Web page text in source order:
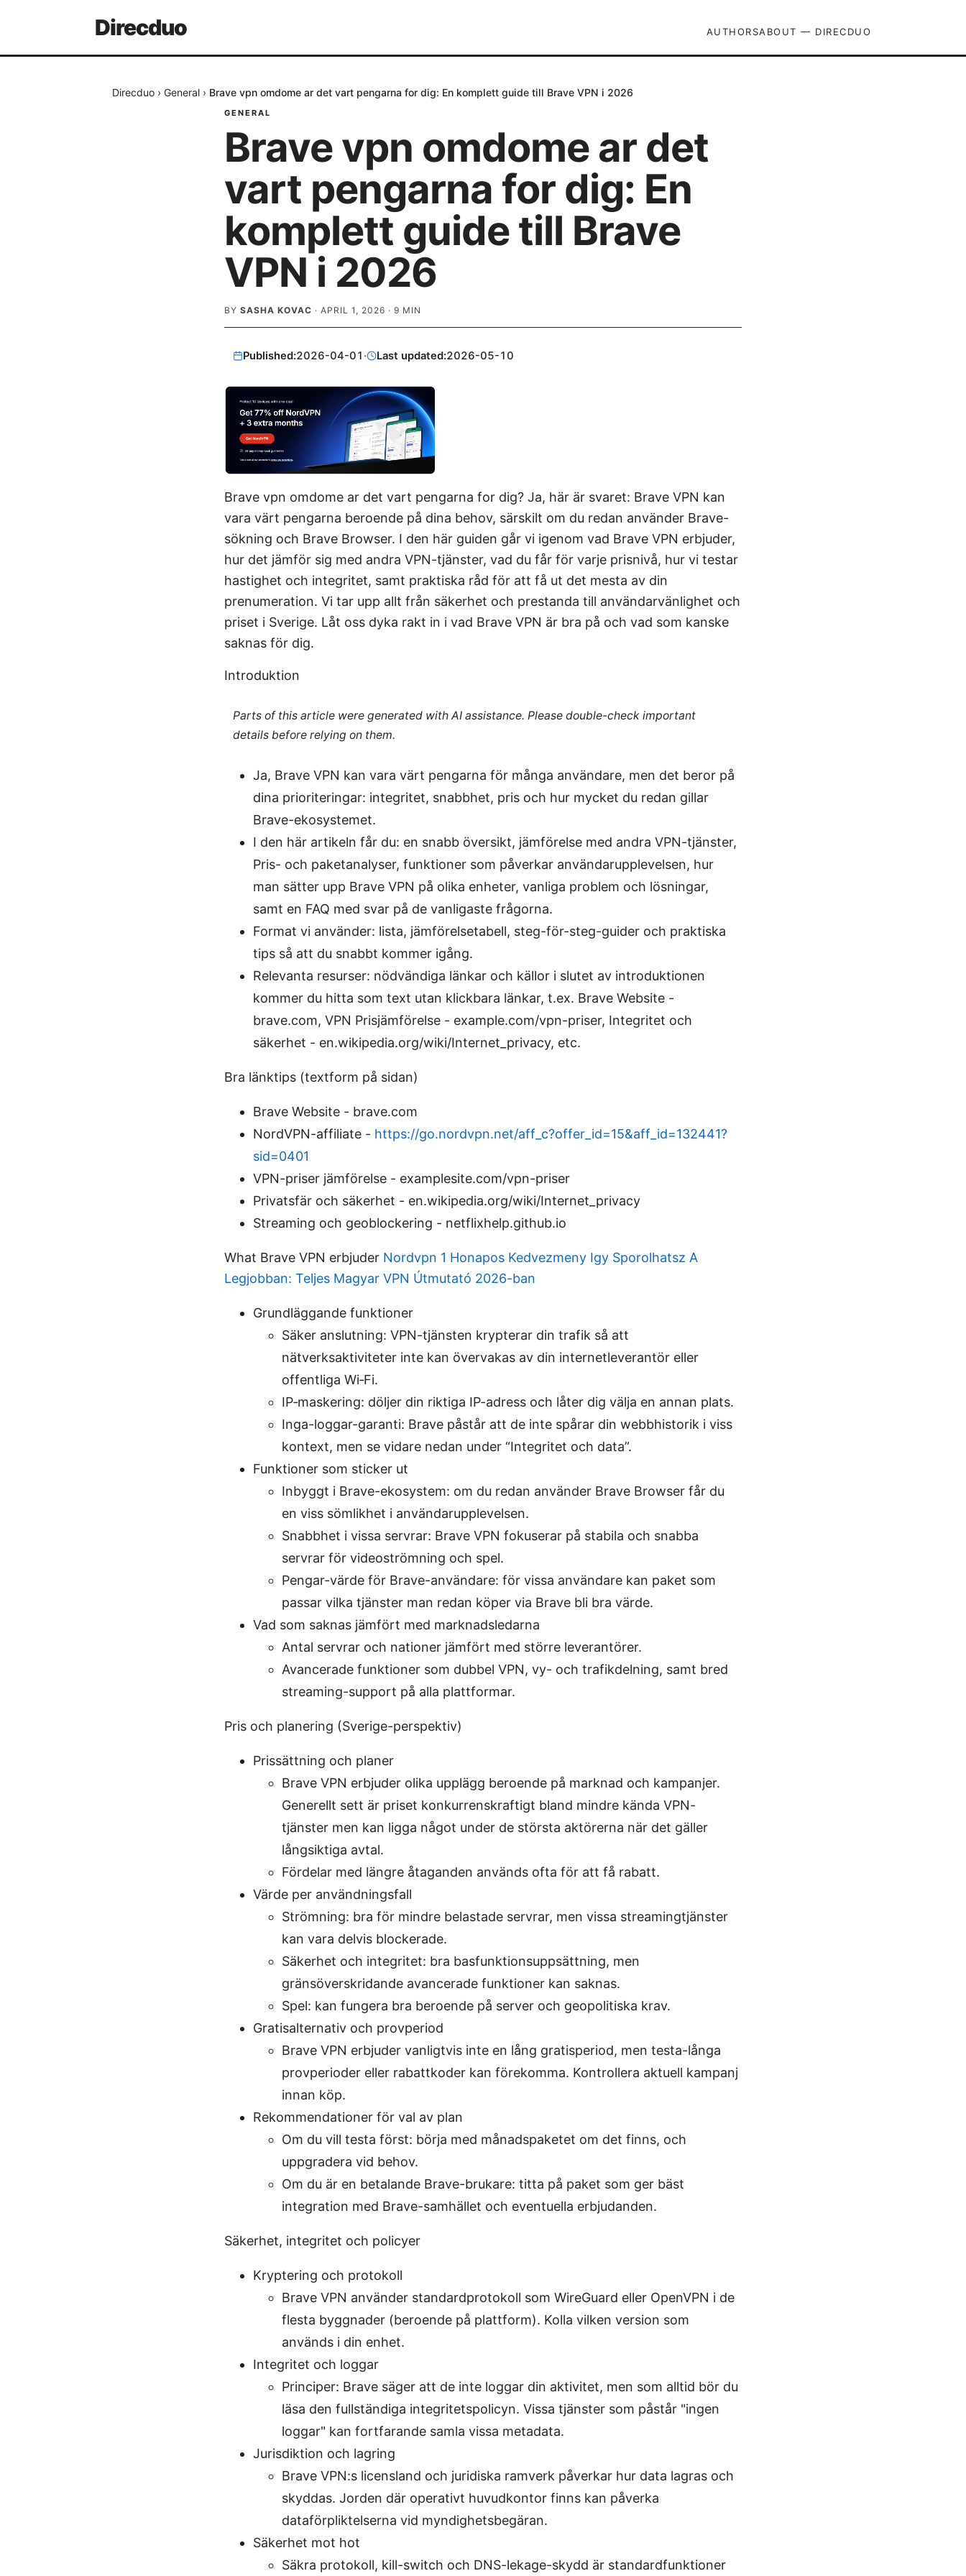
Direcduo AUTHORSABOUT — DIRECDUO
Direcduo › General › Brave vpn omdome ar det vart pengarna for dig: En komplett guide till Brave VPN i 2026
GENERAL
Brave vpn omdome ar det
vart pengarna for dig: En
komplett guide till Brave
VPN i 2026
BY SASHA KOVAC · APRIL 1, 2026 · 9 MIN
Published:2026-04-01 · Last updated:2026-05-10
Brave vpn omdome ar det vart pengarna for dig? Ja, här är svaret: Brave VPN kan
vara värt pengarna beroende på dina behov, särskilt om du redan använder Brave-
sökning och Brave Browser. I den här guiden går vi igenom vad Brave VPN erbjuder,
hur det jämför sig med andra VPN-tjänster, vad du får för varje prisnivå, hur vi testar
hastighet och integritet, samt praktiska råd för att få ut det mesta av din
prenumeration. Vi tar upp allt från säkerhet och prestanda till användarvänlighet och
priset i Sverige. Låt oss dyka rakt in i vad Brave VPN är bra på och vad som kanske
saknas för dig.
Introduktion
Parts of this article were generated with AI assistance. Please double-check important
details before relying on them.
Ja, Brave VPN kan vara värt pengarna för många användare, men det beror på
dina prioriteringar: integritet, snabbhet, pris och hur mycket du redan gillar
Brave-ekosystemet.
I den här artikeln får du: en snabb översikt, jämförelse med andra VPN-tjänster,
Pris- och paketanalyser, funktioner som påverkar användarupplevelsen, hur
man sätter upp Brave VPN på olika enheter, vanliga problem och lösningar,
samt en FAQ med svar på de vanligaste frågorna.
Format vi använder: lista, jämförelsetabell, steg-för-steg-guider och praktiska
tips så att du snabbt kommer igång.
Relevanta resurser: nödvändiga länkar och källor i slutet av introduktionen
kommer du hitta som text utan klickbara länkar, t.ex. Brave Website -
brave.com, VPN Prisjämförelse - example.com/vpn-priser, Integritet och
säkerhet - en.wikipedia.org/wiki/Internet_privacy, etc.
Bra länktips (textform på sidan)
Brave Website - brave.com
NordVPN-affiliate - https://go.nordvpn.net/aff_c?offer_id=15&aff_id=132441?
sid=0401
VPN-priser jämförelse - examplesite.com/vpn-priser
Privatsfär och säkerhet - en.wikipedia.org/wiki/Internet_privacy
Streaming och geoblockering - netflixhelp.github.io
What Brave VPN erbjuder Nordvpn 1 Honapos Kedvezmeny Igy Sporolhatsz A
Legjobban: Teljes Magyar VPN Útmutató 2026-ban
Grundläggande funktioner
Säker anslutning: VPN-tjänsten krypterar din trafik så att
nätverksaktiviteter inte kan övervakas av din internetleverantör eller
offentliga Wi‑Fi.
IP‑maskering: döljer din riktiga IP-adress och låter dig välja en annan plats.
Inga-loggar-garanti: Brave påstår att de inte spårar din webbhistorik i viss
kontext, men se vidare nedan under “Integritet och data”.
Funktioner som sticker ut
Inbyggt i Brave-ekosystem: om du redan använder Brave Browser får du
en viss sömlikhet i användarupplevelsen.
Snabbhet i vissa servrar: Brave VPN fokuserar på stabila och snabba
servrar för videoströmning och spel.
Pengar-värde för Brave-användare: för vissa användare kan paket som
passar vilka tjänster man redan köper via Brave bli bra värde.
Vad som saknas jämfört med marknadsledarna
Antal servrar och nationer jämfört med större leverantörer.
Avancerade funktioner som dubbel VPN, vy- och trafikdelning, samt bred
streaming-support på alla plattformar.
Pris och planering (Sverige-perspektiv)
Prissättning och planer
Brave VPN erbjuder olika upplägg beroende på marknad och kampanjer.
Generellt sett är priset konkurrenskraftigt bland mindre kända VPN-
tjänster men kan ligga något under de största aktörerna när det gäller
långsiktiga avtal.
Fördelar med längre åtaganden används ofta för att få rabatt.
Värde per användningsfall
Strömning: bra för mindre belastade servrar, men vissa streamingtjänster
kan vara delvis blockerade.
Säkerhet och integritet: bra basfunktionsuppsättning, men
gränsöverskridande avancerade funktioner kan saknas.
Spel: kan fungera bra beroende på server och geopolitiska krav.
Gratisalternativ och provperiod
Brave VPN erbjuder vanligtvis inte en lång gratisperiod, men testa-långa
provperioder eller rabattkoder kan förekomma. Kontrollera aktuell kampanj
innan köp.
Rekommendationer för val av plan
Om du vill testa först: börja med månadspaketet om det finns, och
uppgradera vid behov.
Om du är en betalande Brave-brukare: titta på paket som ger bäst
integration med Brave-samhället och eventuella erbjudanden.
Säkerhet, integritet och policyer
Kryptering och protokoll
Brave VPN använder standardprotokoll som WireGuard eller OpenVPN i de
flesta byggnader (beroende på plattform). Kolla vilken version som
används i din enhet.
Integritet och loggar
Principer: Brave säger att de inte loggar din aktivitet, men som alltid bör du
läsa den fullständiga integritetspolicyn. Vissa tjänster som påstår "ingen
loggar" kan fortfarande samla vissa metadata.
Jurisdiktion och lagring
Brave VPN:s licensland och juridiska ramverk påverkar hur data lagras och
skyddas. Jorden där operativt huvudkontor finns kan påverka
dataförpliktelserna vid myndighetsbegäran.
Säkerhet mot hot
Säkra protokoll, kill-switch och DNS-lekage-skydd är standardfunktioner